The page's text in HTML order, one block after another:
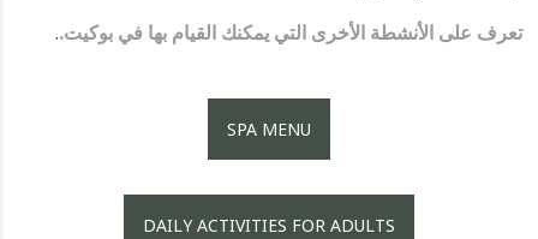
تعرف على الأنشطة الأخرى التي يمكنك القيام بها في بوكيت..
SPA MENU
DAILY ACTIVITIES FOR ADULTS